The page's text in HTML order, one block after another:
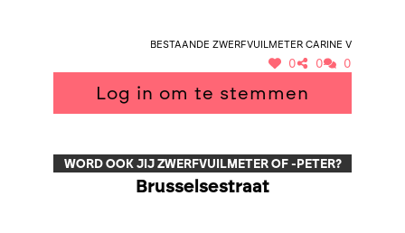
Bestaande zwerfvuilmeter Carine V
0 0 0
Log in om te stemmen
WORD OOK JIJ ZWERFVUILMETER OF -PETER?
Brusselsestraat